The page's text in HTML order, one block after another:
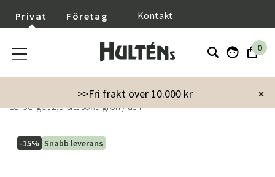
Privat Företag Kontakt
0
×
>>Fri frakt över 10.000 kr
Utemöbler Soffor
Loungesoffor
Lerberget 2,5-sits soffa grön / ash
-15% Snabb leverans